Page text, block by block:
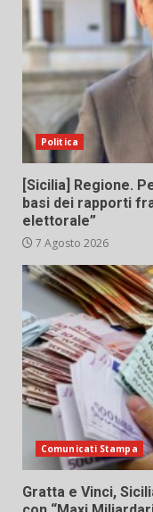
Politica
[Sicilia] Regione.
basi dei rapporti
elettorale”
7 Agosto 2026
Comunicati Stampa
Gratta e Vinci,